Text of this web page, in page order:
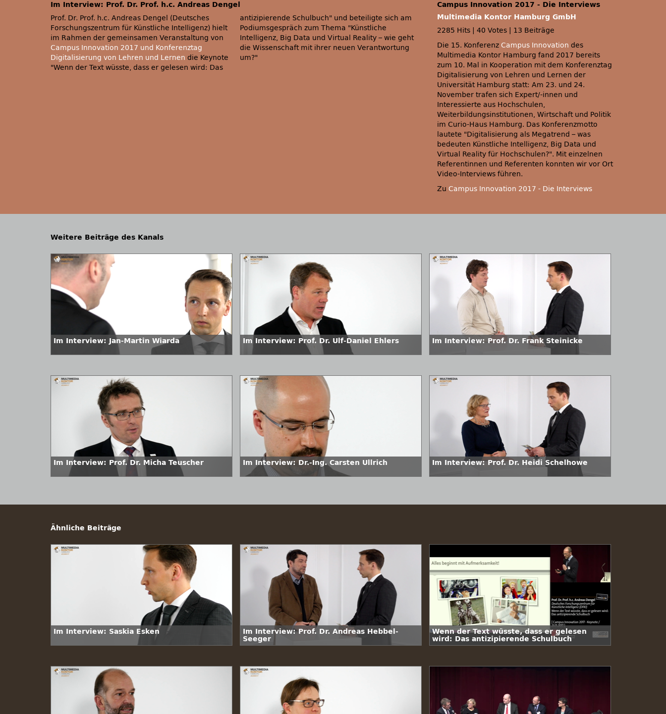
Im Interview: Prof. Dr. Prof. h.c. Andreas Dengel
Prof. Dr. Prof. h.c. Andreas Dengel (Deutsches
Forschungszentrum für Künstliche Intelligenz) hielt
im Rahmen der gemeinsamen Veranstaltung von
Campus Innovation 2017 und Konferenztag
Digitalisierung von Lehren und Lernen die Keynote
Wenn der Text wüsste, dass er gelesen wird: Das
antizipierende Schulbuch
und beteiligte sich am
Podiumsgespräch zum Thema
Künstliche
Intelligenz, Big Data und Virtual Reality – wie geht
die Wissenschaft mit ihrer neuen Verantwortung
um?
Campus Innovation 2017 - Die Interviews
Multimedia Kontor Hamburg GmbH
2285 Hits
40 Votes
13 Beiträge
Die 15. Konferenz Campus Innovation des
Multimedia Kontor Hamburg fand 2017 bereits
zum 10. Mal in Kooperation mit dem Konferenztag
Digitalisierung von Lehren und Lernen der
Universität Hamburg statt: Am 23. und 24.
November trafen sich Expert/-innen und
Interessierte aus Hochschulen,
Weiterbildungsinstitutionen, Wirtschaft und Politik
im Curio-Haus Hamburg. Das Konferenzmotto
lautete
Digitalisierung als Megatrend – was
bedeuten Künstliche Intelligenz, Big Data und
Virtual Reality für Hochschulen? . Mit einzelnen
Referentinnen und Referenten konnten wir vor Ort
Video-Interviews führen.
Zu Campus Innovation 2017 - Die Interviews
Weitere Beiträge des Kanals
Im Interview: Jan-Martin Wiarda Im Interview: Prof. Dr. Ulf-Daniel Ehlers Im Interview: Prof. Dr. Frank Steinicke
Im Interview: Prof. Dr. Micha Teuscher Im Interview: Dr.-Ing. Carsten Ullrich Im Interview: Prof. Dr. Heidi Schelhowe
Ähnliche Beiträge
Im Interview: Saskia Esken
Im Interview: Prof. Dr. Andreas Hebbel-
Seeger
Wenn der Text wüsste, dass er gelesen
wird: Das antizipierende Schulbuch